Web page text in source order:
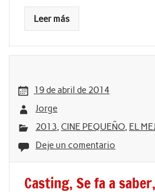
Leer más
19 de abril de 2014
Jorge
2013, CINE PEQUEÑO, EL
Deje un comentario
Casting, Se fa a